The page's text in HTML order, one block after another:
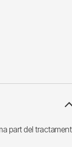
part del tractament